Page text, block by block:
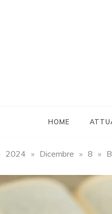
HOME
2024 » Dicembre » 8 »